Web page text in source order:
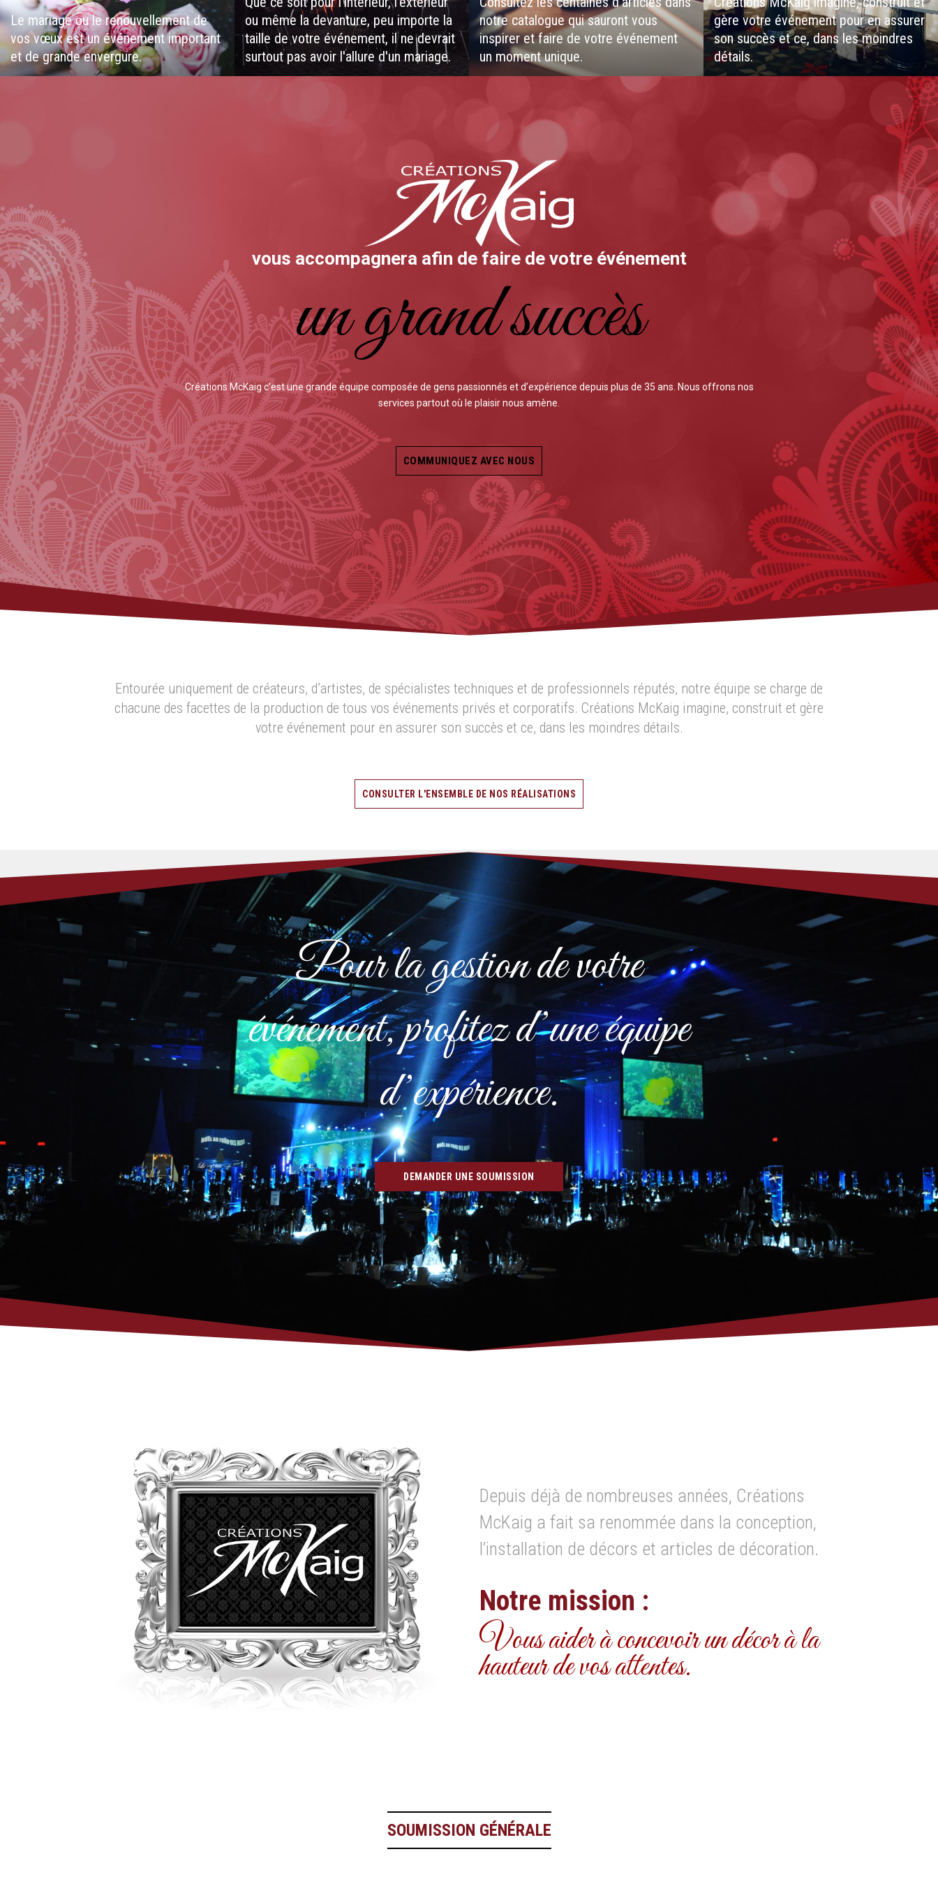
Le mariage ou le renouvellement de
vos vœux est un événement important
et de grande envergure.
ou même la devanture, peu importe la
taille de votre événement, il ne devrait
surtout pas avoir l'allure d'un mariage.
notre catalogue qui sauront vous
inspirer et faire de votre événement
un moment unique.
gère votre événement pour en assurer
son succès et ce, dans les moindres
détails.
vous accompagnera afin de faire de votre événement
un grand succès
Créations McKaig c’est une grande équipe composée de gens passionnés et d’expérience depuis plus de 35 ans. Nous offrons nos
services partout où le plaisir nous amène.
COMMUNIQUEZ AVEC NOUS
Entourée uniquement de créateurs, d’artistes, de spécialistes techniques et de professionnels réputés, notre équipe se charge de
chacune des facettes de la production de tous vos événements privés et corporatifs. Créations McKaig imagine, construit et gère
votre événement pour en assurer son succès et ce, dans les moindres détails.
CONSULTER L'ENSEMBLE DE NOS RÉALISATIONS
Pour la gestion de votre
événement, profitez d’une équipe
d’expérience.
DEMANDER UNE SOUMISSION
Depuis déjà de nombreuses années, Créations
McKaig a fait sa renommée dans la conception,
l’installation de décors et articles de décoration.
Notre mission :
Vous aider à concevoir un décor à la
hauteur de vos attentes.
SOUMISSION GÉNÉRALE